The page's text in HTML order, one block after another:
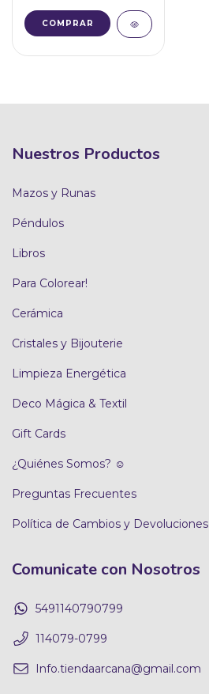
Nuestros Productos
Mazos y Runas
Péndulos
Libros
Para Colorear!
Cerámica
Cristales y Bijouterie
Limpieza Energética
Deco Mágica & Textil
Gift Cards
¿Quiénes Somos? ☺
Preguntas Frecuentes
Política de Cambios y Devoluciones
Comunicate con Nosotros
5491140790799
114079-0799
Info.tiendaarcana@gmail.com